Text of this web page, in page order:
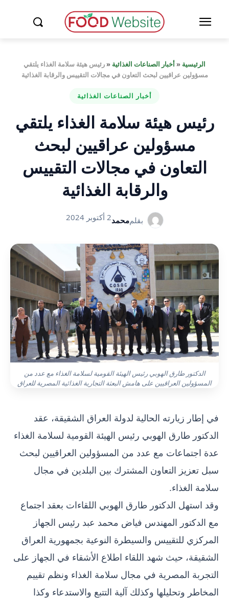
الرئيسية «أخبار الصناعات الغذائية «رئيس هيئة سلامة الغذاء يلتقي
مسؤولين عراقيين لبحث التعاون في مجالات التقييس والرقابة الغذائية
أخبار الصناعات الغذائية
رئيس هيئة سلامة الغذاء يلتقي
مسؤولين عراقيين لبحث
التعاون في مجالات التقييس
والرقابة الغذائية
بقلممحمد2 أكتوبر 2024
الدكتور طارق الهوبي رئيس الهيئة القومية لسلامة الغذاء مع عدد من
المسؤولين العراقيين على هامش البعثة التجارية الغذائية المصرية للعراق
في إطار زيارته الحالية لدولة العراق الشقيقة، عقد
الدكتور طارق الهوبي رئيس الهيئة القومية لسلامة الغذاء
عدة اجتماعات مع عدد من المسؤولين العراقيين لبحث
سبل تعزيز التعاون المشترك بين البلدين في مجال
سلامة الغذاء.
وقد استهل الدكتور طارق الهوبي اللقاءات بعقد اجتماع
مع الدكتور المهندس فياض محمد عبد رئيس الجهاز
المركزي للتقييس والسيطرة النوعية بجمهورية العراق
الشقيقة، حيث شهد اللقاء اطلاع الأشقاء في الجهاز على
التجربة المصرية في مجال سلامة الغذاء ونظم تقييم
المخاطر وتحليلها وكذلك آلية التتبع والاستدعاء وكذا